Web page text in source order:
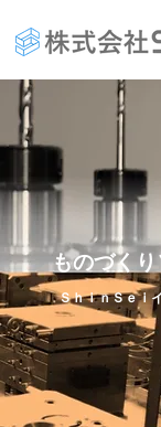
ものづく
ＳｈｉｎＳｅｉ